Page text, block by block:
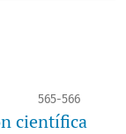
565-566
científica